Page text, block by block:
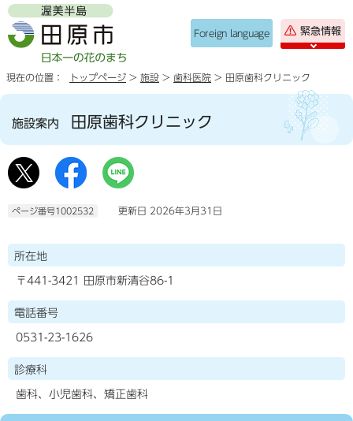
Foreign language 緊急情報
現在の位置： トップページ > 施設 > 歯科医院 > 田原歯科クリニック
施設案内 田原歯科クリニック
ページ番号1002532 更新日 2026年3月31日
所在地
〒441-3421 田原市新清谷86-1
電話番号
0531-23-1626
診療科
歯科、小児歯科、矯正歯科